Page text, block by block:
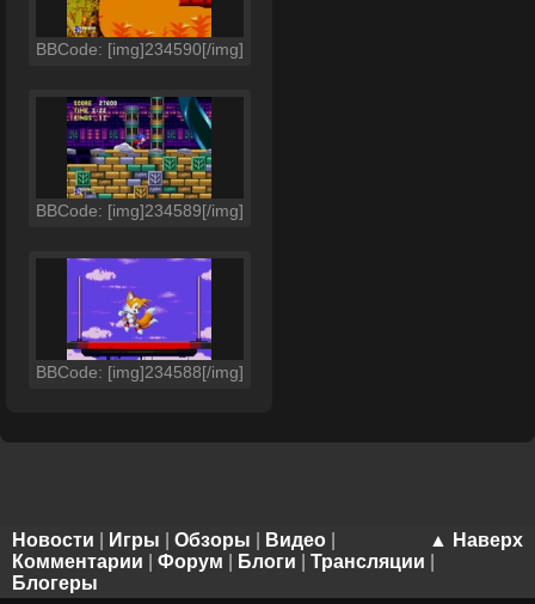
BBCode: [img]234590[/img]
BBCode: [img]234589[/img]
BBCode: [img]234588[/img]
▲ Наверх
Новости Игры Обзоры Видео
Комментарии
Форум Блоги Трансляции
Блогеры